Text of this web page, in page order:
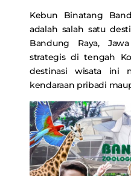
Kebun Binatang
adalah salah satu
Bandung Raya,
strategis di tengah
destinasi wisata ini
kendaraan pribadi